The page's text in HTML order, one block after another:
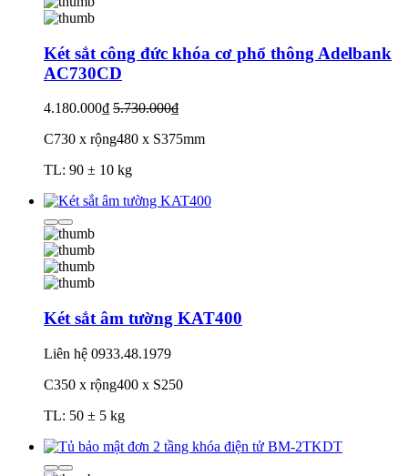
Két sắt công đức khóa cơ phổ thông Adelbank
AC730CD
4.180.000₫ 5.730.000₫
C730 x rộng480 x S375mm
TL: 90 ± 10 kg
Két sắt âm tường KAT400
Liên hệ 0933.48.1979
C350 x rộng400 x S250
TL: 50 ± 5 kg